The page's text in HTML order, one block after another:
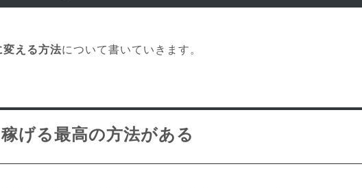
える方法について書いていきます。
げる最高の方法がある